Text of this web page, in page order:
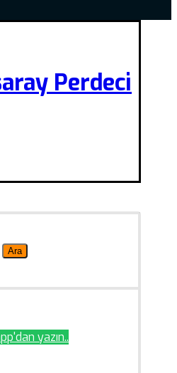
Perdeci
yazın..